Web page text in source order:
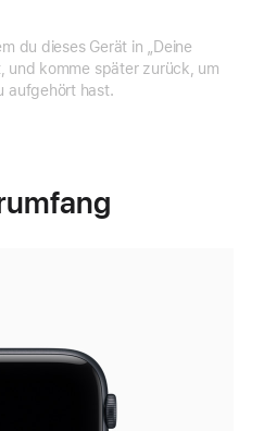
du dieses Gerät in „Deine
und komme später zurück, um
aufgehört hast.